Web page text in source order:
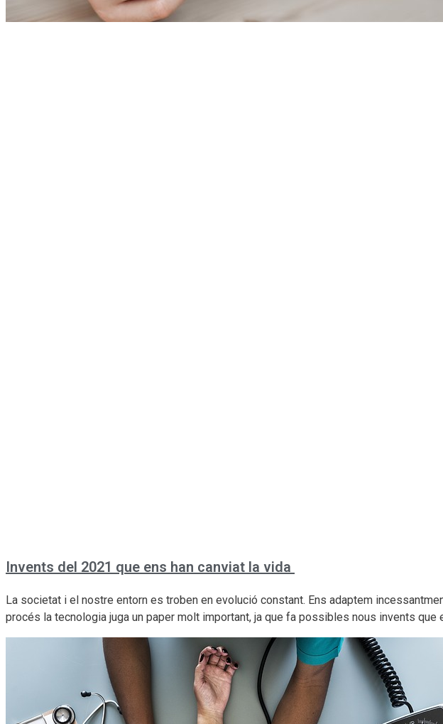
Invents del 2021 que ens han canviat la vida
La societat i el nostre entorn es troben en evolució constant. Ens adaptem
procés la tecnologia juga un paper molt important, ja que fa possibles nous invents que